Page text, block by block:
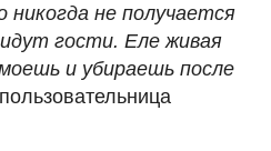
никогда не получается
гости. Еле живая
и убираешь после